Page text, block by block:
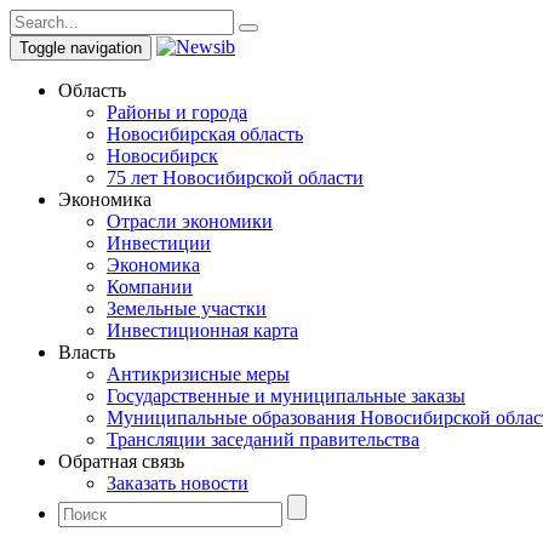
Toggle navigation
Область
Районы и города
Новосибирская область
Новосибирск
75 лет Новосибирской области
Экономика
Отрасли экономики
Инвестиции
Экономика
Компании
Земельные участки
Инвестиционная карта
Власть
Антикризисные меры
Государственные и муниципальные заказы
Муниципальные образования Новосибирской
Трансляции заседаний правительства
Обратная связь
Заказать новости